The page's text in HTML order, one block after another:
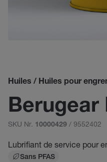
Huiles / Huiles pour
Berugear
SKU Nr. 10000429 / 9552402
Lubrifiant de service pour
Sans PFAS